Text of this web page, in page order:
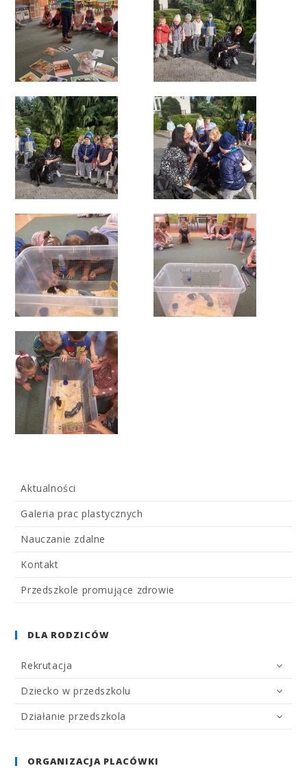
Aktualności
Galeria prac plastycznych
Nauczanie zdalne
Kontakt
Przedszkole promujące zdrowie
DLA RODZICÓW
Rekrutacja
Dziecko w przedszkolu
Działanie przedszkola
ORGANIZACJA PLACÓWKI